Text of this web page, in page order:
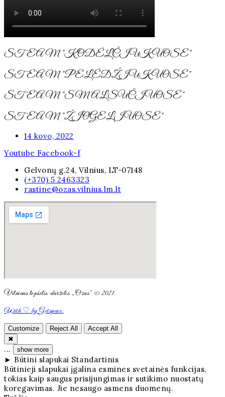
STEAM "KODĖLČIUKUOSE"
STEAM "PELĖDŽIUKUOSE"
STEAM "SMALSUČIUOSE"
STEAM "ŽIOGELIUOSE"
14 kovo, 2022
Youtube Facebook-f
Gelvonų g.24, Vilnius, LT-07148
(+370) 5 2463323
rastine@ozas.vilnius.lm.lt
Vilniaus lopšelis-darželis „Ozas” © 2021.
With ♡ by Getspace.
Customize Reject All
Accept All
✖
... show more
► Būtini slapukai Standartinis
Būtinieji slapukai įgalina esmines svetainės funkcijas,
tokias kaip saugus prisijungimas ir sutikimo nuostatų
koregavimas. Jie nesaugo asmens duomenų.